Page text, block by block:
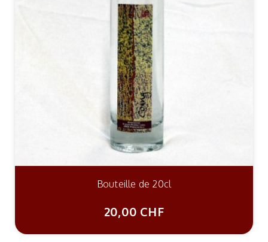
Bouteille de 20cl
20,00 CHF